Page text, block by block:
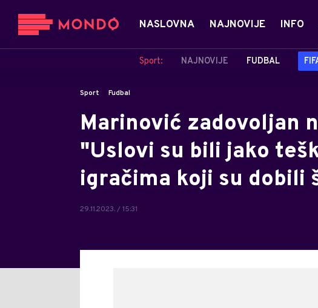
NASLOVNA NAJNOVIJE INFO
Sport: NAJNOVIJE FUDBAL
Sport Fudbal
Marinović zadovoljan
"Uslovi su bili jako
igračima koji su dobili
29.11.2023. / 15:31